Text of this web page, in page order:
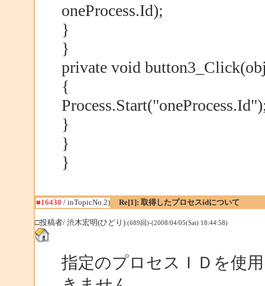
oneProcess.Id);
}
}
private void
{
}
}
}
■16430 / inTopicNo.2) Re[1]: 取得したプロセスidについて
□投稿者/ 渋木宏明(ひどり) (689回)-(2008/04/05(Sat) 18:44:58)
指定のプロセスＩＤを使